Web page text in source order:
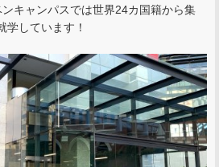
キャンパスでは世界24カ国籍から集
学しています！